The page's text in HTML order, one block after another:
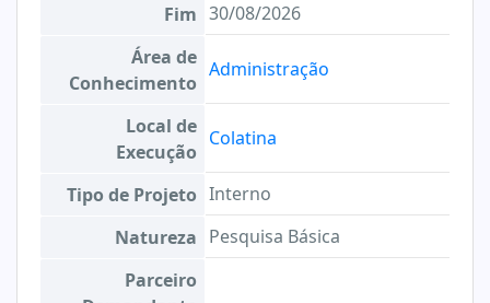
Fim 30/08/2026
Área de
Conhecimento
Administração
Local de
Execução
Colatina
Tipo de Projeto Interno
Natureza Pesquisa Básica
Parceiro